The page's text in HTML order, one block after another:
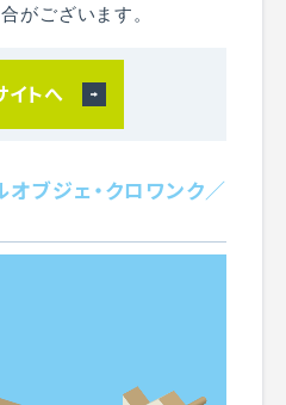
がございます。
イトへ
ブジェ・クロワンク／